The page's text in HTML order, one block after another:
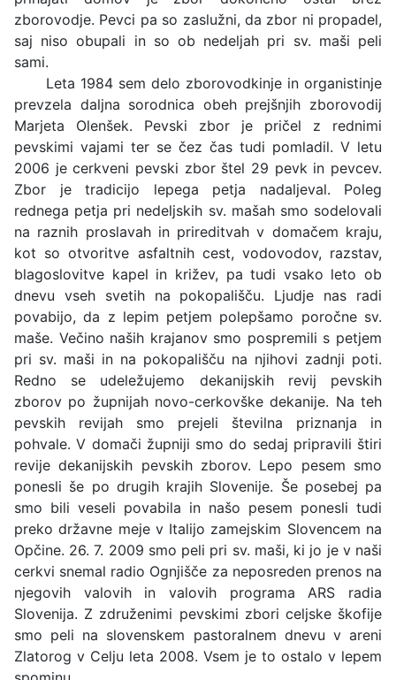
zborovodje. Pevci pa so zaslužni, da zbor ni propadel,
saj niso obupali in so ob nedeljah pri sv. maši peli
sami.
Leta 1984 sem delo zborovodkinje in organistinje
prevzela daljna sorodnica obeh prejšnjih zborovodij
Marjeta Olenšek. Pevski zbor je pričel z rednimi
pevskimi vajami ter se čez čas tudi pomladil. V letu
2006 je cerkveni pevski zbor štel 29 pevk in pevcev.
Zbor je tradicijo lepega petja nadaljeval. Poleg
rednega petja pri nedeljskih sv. mašah smo sodelovali
na raznih proslavah in prireditvah v domačem kraju,
kot so otvoritve asfaltnih cest, vodovodov, razstav,
blagoslovitve kapel in križev, pa tudi vsako leto ob
dnevu vseh svetih na pokopališču. Ljudje nas radi
povabijo, da z lepim petjem polepšamo poročne sv.
maše. Večino naših krajanov smo pospremili s petjem
pri sv. maši in na pokopališču na njihovi zadnji poti.
Redno se udeležujemo dekanijskih revij pevskih
zborov po župnijah novo-cerkovške dekanije. Na teh
pevskih revijah smo prejeli številna priznanja in
pohvale. V domači župniji smo do sedaj pripravili štiri
revije dekanijskih pevskih zborov. Lepo pesem smo
ponesli še po drugih krajih Slovenije. Še posebej pa
smo bili veseli povabila in našo pesem ponesli tudi
preko državne meje v Italijo zamejskim Slovencem na
Opčine. 26. 7. 2009 smo peli pri sv. maši, ki jo je v naši
cerkvi snemal radio Ognjišče za neposreden prenos na
njegovih valovih in valovih programa ARS radia
Slovenija. Z združenimi pevskimi zbori celjske škofije
smo peli na slovenskem pastoralnem dnevu v areni
Zlatorog v Celju leta 2008. Vsem je to ostalo v lepem